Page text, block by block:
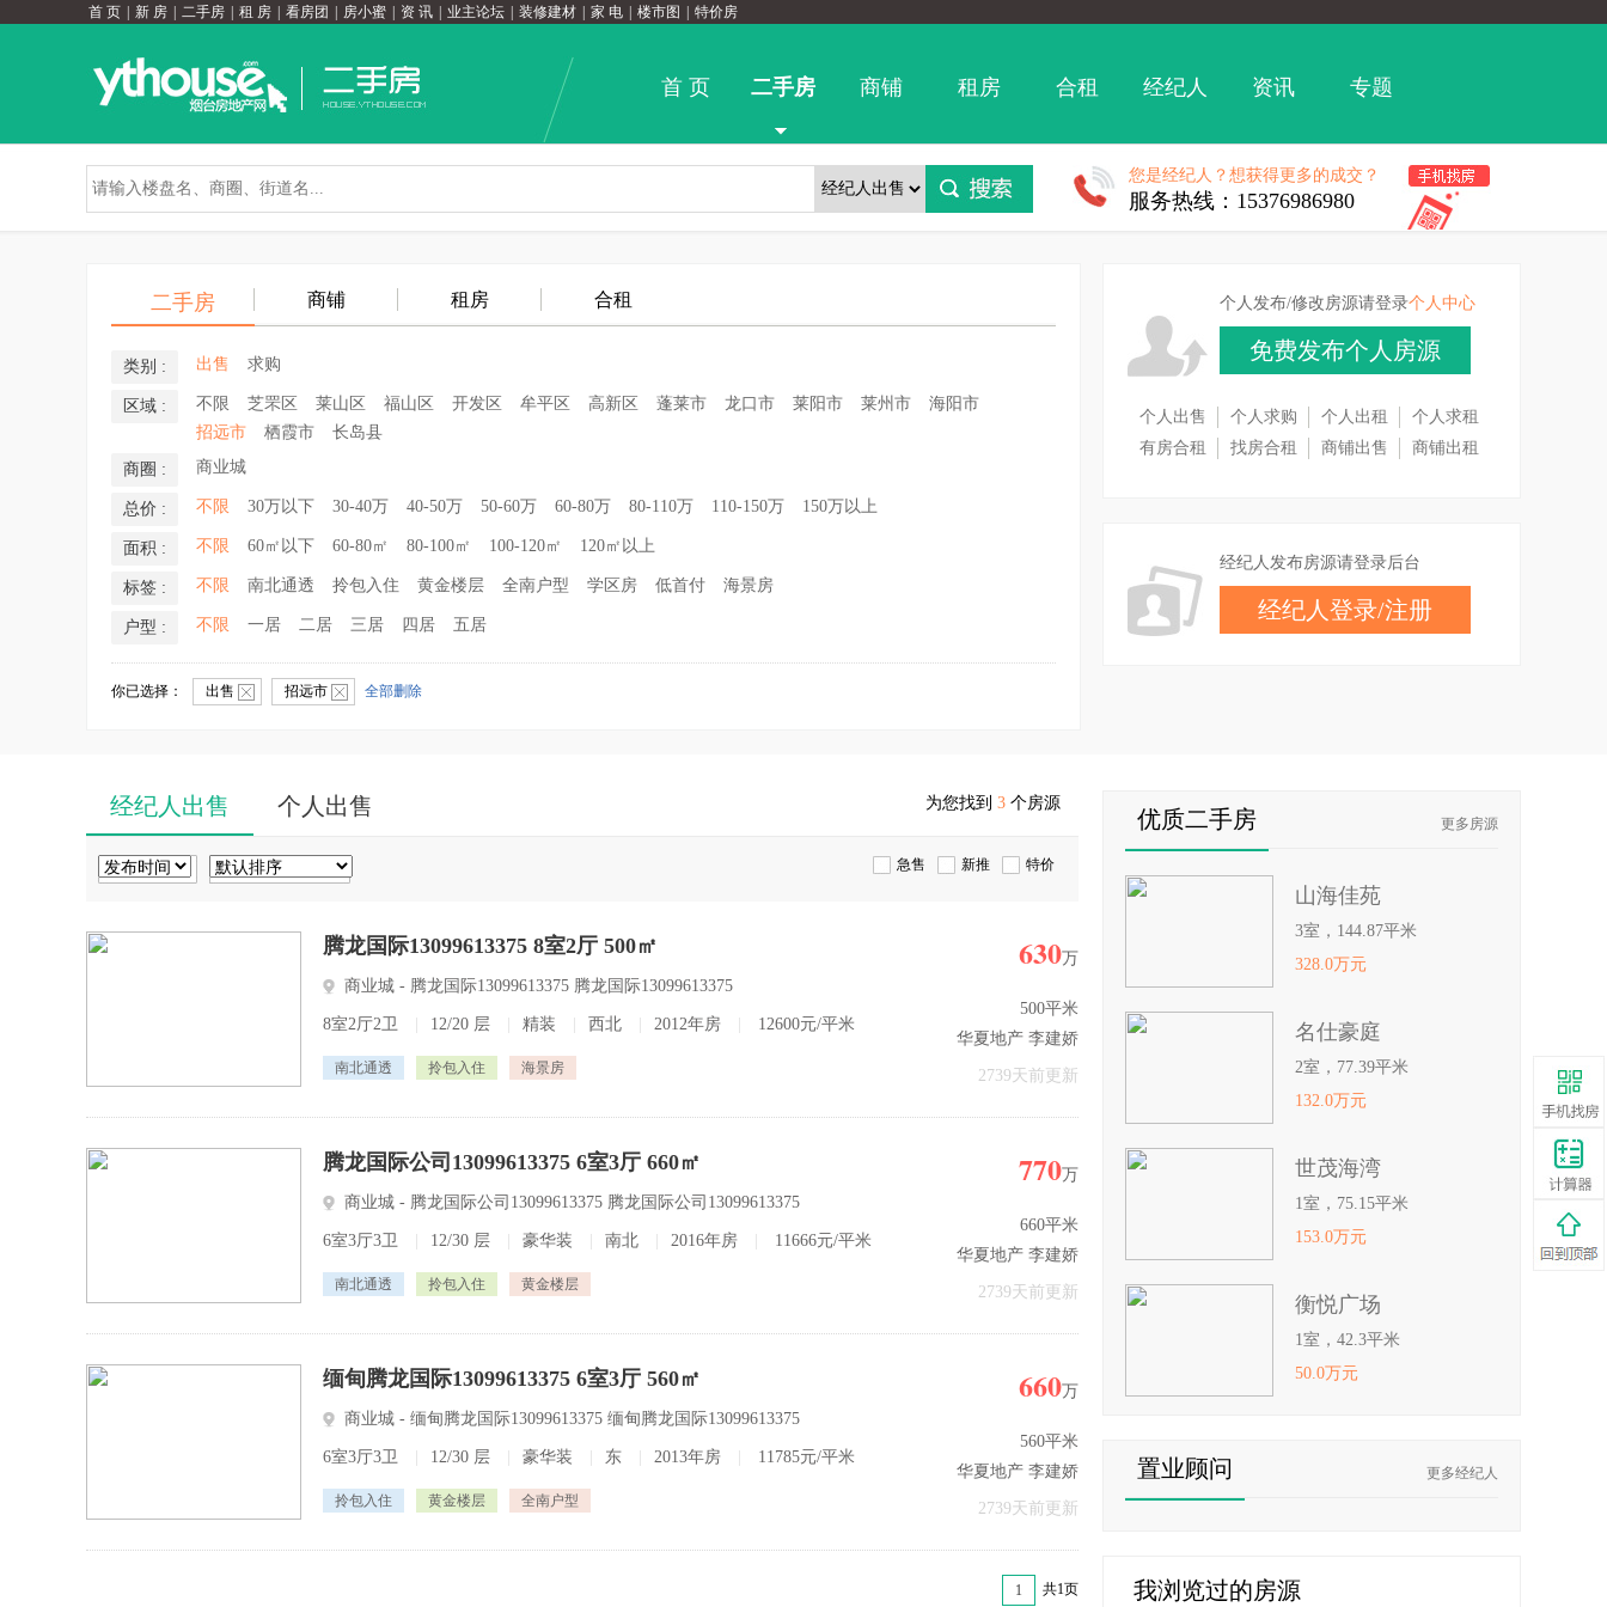
首 页 新 房 二手房 租 房 看房团 房小蜜 资 讯 业主论坛 装修建材 家 电 楼市图 特价房
首 页 二手房 商铺 租房 合租 经纪人 资讯 专题
您是经纪人？想获得更多的成交？
服务热线：15376986980
二手房 商铺 租房 合租
类别 : 出售 求购
区域 : 不限 芝罘区 莱山区 福山区 开发区 牟平区 高新区 蓬莱市 龙口市 莱阳市 莱州市
海阳市
招远市
栖霞市 长岛县
商圈 : 商业城
总价 : 不限 30万以下 30-40万 40-50万 50-60万 60-80万 80-110万 110-150万 150万以上
面积 : 不限 60㎡以下 60-80㎡ 80-100㎡ 100-120㎡ 120㎡以上
标签 : 不限 南北通透 拎包入住 黄金楼层 全南户型 学区房 低首付 海景房
户型 : 不限 一居 二居 三居 四居 五居
你已选择： 出售 招远市 全部删除
个人发布/修改房源请登录个人中心
免费发布个人房源
个人出售 个人求购 个人出租
个人求租
有房合租
找房合租 商铺出售 商铺出租
经纪人发布房源请登录后台
经纪人登录/注册
经纪人出售 个人出售 为您找到 3 个房源
急售 新推 特价
腾龙国际13099613375 8室2厅 500㎡
商业城 - 腾龙国际13099613375 腾龙国际13099613375
8室2厅2卫 12/20 层 精装 西北 2012年房 12600元/平米
南北通透 拎包入住 海景房
630万
500平米
华夏地产 李建娇
2739天前更新
腾龙国际公司13099613375 6室3厅 660㎡
商业城 - 腾龙国际公司13099613375 腾龙国际公司13099613375
6室3厅3卫 12/30 层 豪华装 南北 2016年房 11666元/平米
南北通透 拎包入住 黄金楼层
770万
660平米
华夏地产 李建娇
2739天前更新
缅甸腾龙国际13099613375 6室3厅 560㎡
商业城 - 缅甸腾龙国际13099613375 缅甸腾龙国际13099613375
6室3厅3卫 12/30 层 豪华装 东 2013年房 11785元/平米
拎包入住 黄金楼层 全南户型
660万
560平米
华夏地产 李建娇
2739天前更新
1 共1页
优质二手房 更多房源
山海佳苑
3室，144.87平米
328.0万元
名仕豪庭
2室，77.39平米
132.0万元
世茂海湾
1室，75.15平米
153.0万元
衡悦广场
1室，42.3平米
50.0万元
置业顾问 更多经纪人
我浏览过的房源